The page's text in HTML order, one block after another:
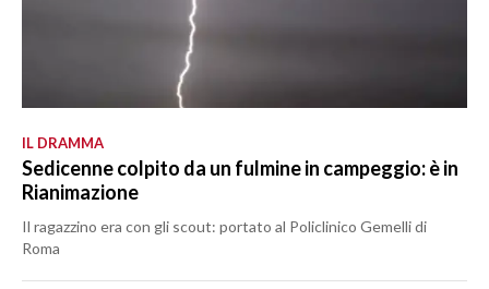
IL DRAMMA
Sedicenne colpito da un fulmine in campeggio: è in
Rianimazione
Il ragazzino era con gli scout: portato al Policlinico Gemelli di
Roma